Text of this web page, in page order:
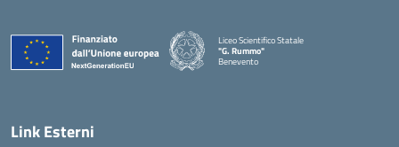
Liceo Scientifico Statale
"G. Rummo"
Benevento
Link Esterni